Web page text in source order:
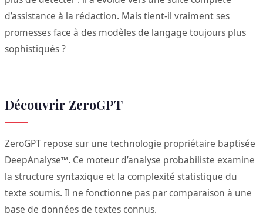
d’assistance à la rédaction. Mais tient-il vraiment ses
promesses face à des modèles de langage toujours plus
sophistiqués ?
Découvrir ZeroGPT
ZeroGPT repose sur une technologie propriétaire baptisée
DeepAnalyse™. Ce moteur d’analyse probabiliste examine
la structure syntaxique et la complexité statistique du
texte soumis. Il ne fonctionne pas par comparaison à une
base de données de textes connus.